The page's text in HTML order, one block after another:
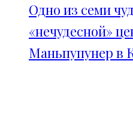
Одно из семи
«нечудесной»
Маньпупунер в